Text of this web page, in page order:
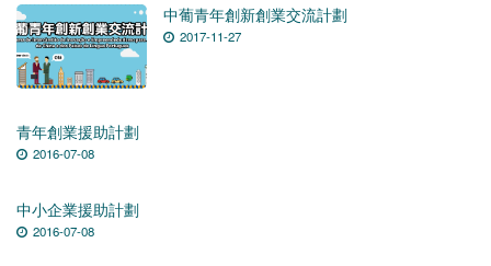
中葡青年創新創業交流計劃
2017-11-27
青年創業援助計劃
2016-07-08
中小企業援助計劃
2016-07-08